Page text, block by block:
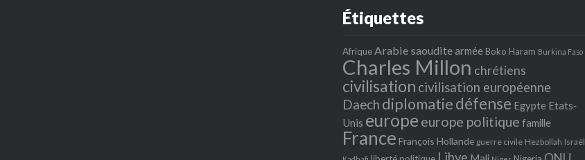
Étiquettes
Afrique Arabie saoudite armée Boko Haram Burkina Faso
Charles Millon chrétiens
civilisation civilisation européenne
Daech diplomatiedéfense Egypte Etats‐
Unis europeeurope politique famille
France François Hollande guerre civile Hezbollah Israël